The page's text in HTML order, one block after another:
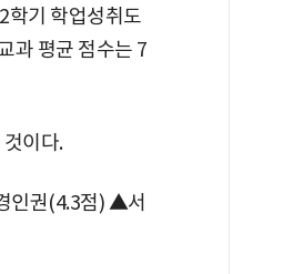
학기 학업성취도
과 평균 점수는 7
이다.
인권(4.3점) ▲서